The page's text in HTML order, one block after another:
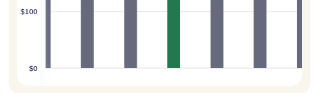
$0
$100